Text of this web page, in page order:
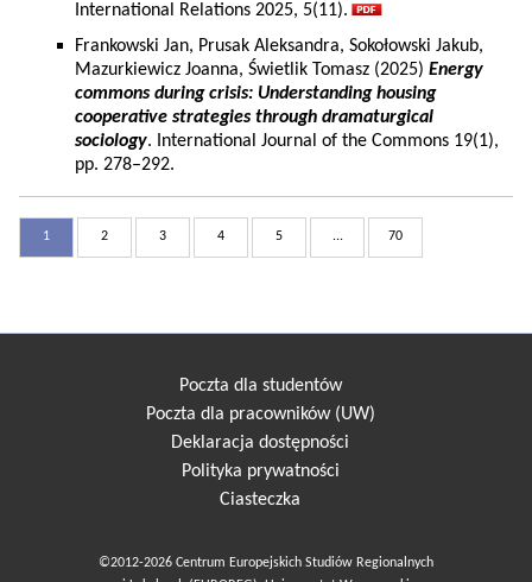
International Relations 2025, 5(11).
Frankowski Jan, Prusak Aleksandra, Sokołowski Jakub,
Mazurkiewicz Joanna, Świetlik Tomasz (2025) Energy
commons during crisis: Understanding housing
cooperative strategies through dramaturgical
sociology. International Journal of the Commons 19(1),
pp. 278–292.
1 2 3 4 5 ... 70
Poczta dla studentów
Poczta dla pracowników (UW)
Deklaracja dostępności
Polityka prywatności
Ciasteczka
©2012-2026 Centrum Europejskich Studiów Regionalnych